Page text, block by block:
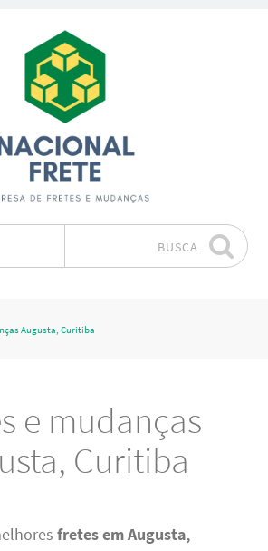
BUSCA
Augusta, Curitiba
e mudanças
Curitiba
fretes em Augusta,